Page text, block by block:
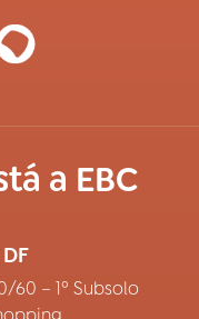
a EBC
60 – 1º Subsolo